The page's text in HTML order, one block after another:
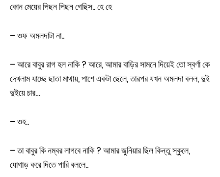
কোন মেয়ের পিছন পিছন গেছিস.. হে হে
– ওফ অমলদাটা না..
– আরে বাবুর রাগ হল নাকি ? আরে, আমার বাড়ির সামনে দিয়েই তো স্বর্ণা কে
দেখলাম যাচ্ছে ছাতা মাথায়, পাশে একটা ছেলে, তারপর যখন অমলদা বলল, দুই
দুইয়ে চার…
– ওহ..
– তা বাবুর কি নম্বর লাগবে নাকি ? আমার জুনিয়ার ছিল কিন্তু স্কুলে,
যোগাড় করে দিতে পারি বললে..